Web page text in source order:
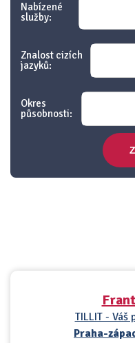
Nabízené
služby:
Znalost cizích
jazyků:
Okres
působnosti:
TILLIT -
Praha-